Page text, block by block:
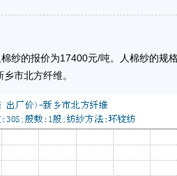
纱的报价为17400元/吨。人棉纱的规
市北方纤维。